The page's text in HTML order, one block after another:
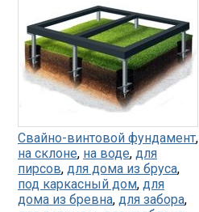
Свайно-винтовой фундамент,
на склоне, на воде, для
пирсов, для дома из бруса,
под каркасный дом, для
дома из бревна, для забора,